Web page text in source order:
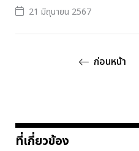
21 มิถุนายน 2567
ก่อนหน้า
ที่เกี่ยวข้อง